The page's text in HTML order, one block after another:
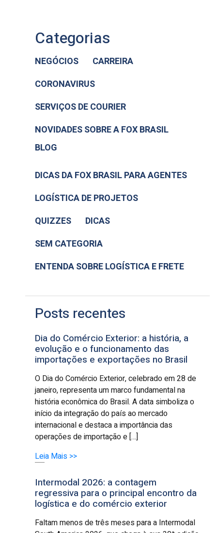
Categorias
NEGÓCIOS
CARREIRA
CORONAVIRUS
SERVIÇOS DE COURIER
NOVIDADES SOBRE A FOX BRASIL
BLOG
DICAS DA FOX BRASIL PARA AGENTES
LOGÍSTICA DE PROJETOS
QUIZZES
DICAS
SEM CATEGORIA
ENTENDA SOBRE LOGÍSTICA E FRETE
Posts recentes
Dia do Comércio Exterior: a história, a
evolução e o funcionamento das
importações e exportações no Brasil
O Dia do Comércio Exterior, celebrado em 28 de
janeiro, representa um marco fundamental na
história econômica do Brasil. A data simboliza o
início da integração do país ao mercado
internacional e destaca a importância das
operações de importação e […]
Leia Mais >>
Intermodal 2026: a contagem
regressiva para o principal encontro da
logística e do comércio exterior
Faltam menos de três meses para a Intermodal